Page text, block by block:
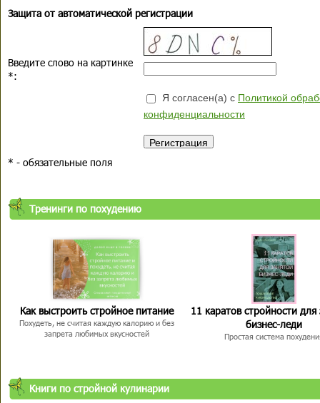
Защита от автоматической регистрации
Введите слово на картинке
*:
Я согласен(а) с Политикой
конфиденциальности
* - обязательные поля
Тренинги по похудению
Как выстроить стройное питание
Похудеть, не считая каждую калорию и без
запрета любимых вкусностей
11 каратов стройности для
бизнес-леди
Простая система
Книги по стройной кулинарии